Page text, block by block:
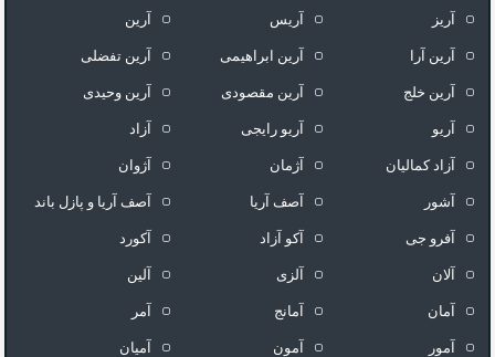
آریز آریس آرین
آرین آرا آرین ابراهیمی آرین تفضلی
آرین خلج آرین مقصودی آرین وحیدی
آریو آریو رایجی آزاد
آزاد کمالیان آژمان آژوان
آشور آصف آریا آصف آریا و پازل باند
آفرو جی آکو آزاد آکورد
آلان آلزی آلین
آمان آمانج آمر
آمور آمون آمیان